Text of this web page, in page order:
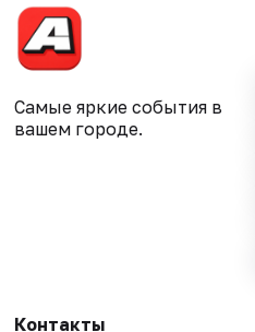
Самые яркие события в
вашем городе.
Контакты